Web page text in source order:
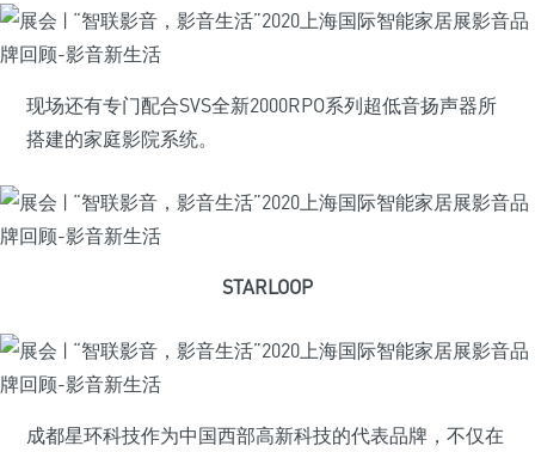
现场还有专门配合SVS全新2000RPO系列超低音扬声器所
搭建的家庭影院系统。
STARLOOP
成都星环科技作为中国西部高新科技的代表品牌，不仅在